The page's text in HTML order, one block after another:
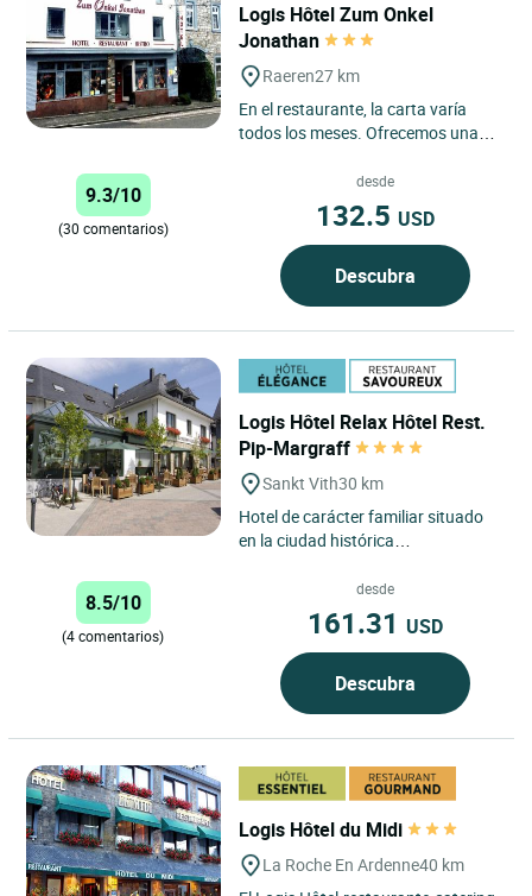
Logis Hôtel Zum Onkel
Jonathan
Raeren27 km
En el restaurante, la carta varía
todos los meses. Ofrecemos una
Habitaciones confortables...
9.3/10
(30 comentarios)
desde
132.5 USD
Descubra
Logis Hôtel Relax Hôtel Rest.
Pip-Margraff
Sankt Vith30 km
Hotel de carácter familiar situado
en la ciudad histórica
8.5/10
(4 comentarios)
desde
161.31 USD
Descubra
Logis Hôtel du Midi
La Roche En Ardenne40 km